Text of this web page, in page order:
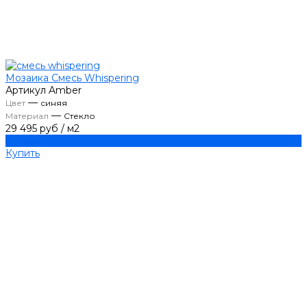
Мозаика Смесь Whispering
Артикул Amber
Цвет— синяя
Материал — Стекло
29 495 руб / м2
Купить